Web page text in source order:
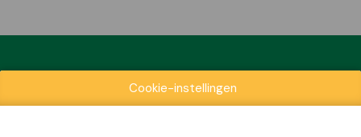
Exposantenlijst
Cookie-instellingen